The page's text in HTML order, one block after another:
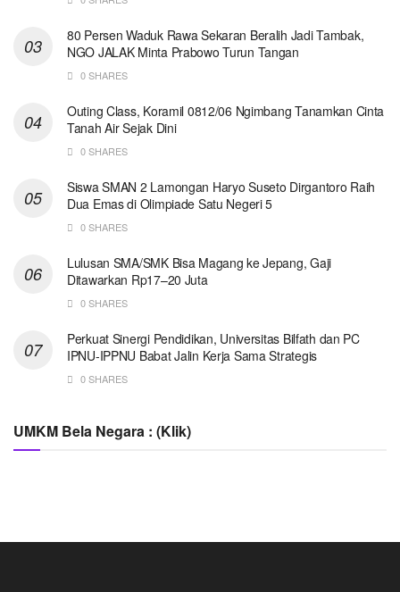
80 Persen Waduk Rawa Sekaran Beralih Jadi Tambak,
NGO JALAK Minta Prabowo Turun Tangan
0 SHARES
Outing Class, Koramil 0812/06 Ngimbang Tanamkan Cinta
Tanah Air Sejak Dini
0 SHARES
Siswa SMAN 2 Lamongan Haryo Suseto Dirgantoro Raih
Dua Emas di Olimpiade Satu Negeri 5
0 SHARES
Lulusan SMA/SMK Bisa Magang ke Jepang, Gaji
Ditawarkan Rp17–20 Juta
0 SHARES
Perkuat Sinergi Pendidikan, Universitas Bilfath dan PC
IPNU-IPPNU Babat Jalin Kerja Sama Strategis
0 SHARES
UMKM Bela Negara : (Klik)